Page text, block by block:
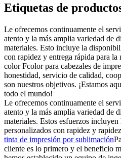
Etiquetas de
Le ofrecemos continuamente el
atento y la más amplia variedad de
materiales. Esto incluye la
con rapidez y entrega rápida para
color Fcolor para cabezales de
honestidad, servicio de calidad,
son nuestros objetivos. ¡Estamos
todo el mundo!
Le ofrecemos continuamente el
atento y la más amplia variedad de
materiales. Estos esfuerzos
personalizados con rapidez y
tinta de impresión por sublimación
cliente es lo primero y el beneficio